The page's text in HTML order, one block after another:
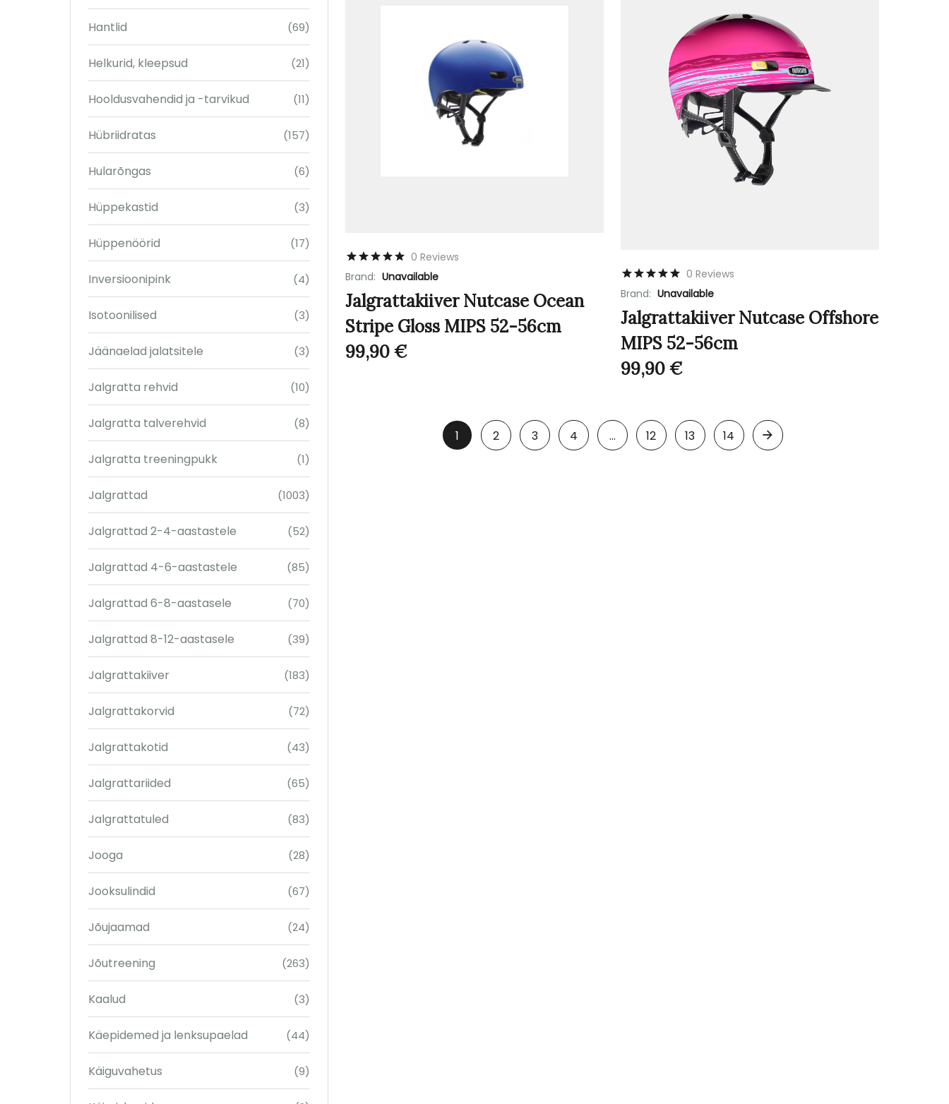
Hantlid (69)
Helkurid, kleepsud (21)
Hooldusvahendid ja -tarvikud (11)
Hübriidratas (157)
Hularõngas (6)
Hüppekastid (3)
Hüppenöörid (17)
Inversioonipink (4)
Isotoonilised (3)
Jäänaelad jalatsitele (3)
Jalgratta rehvid (10)
Jalgratta talverehvid (8)
Jalgratta treeningpukk (1)
Jalgrattad (1003)
Jalgrattad 2-4-aastastele (52)
Jalgrattad 4-6-aastastele (85)
Jalgrattad 6-8-aastasele (70)
Jalgrattad 8-12-aastasele (39)
Jalgrattakiiver (183)
Jalgrattakorvid (72)
Jalgrattakotid (43)
Jalgrattariided (65)
Jalgrattatuled (83)
Jooga (28)
Jooksulindid (67)
Jõujaamad (24)
Jõutreening (263)
Kaalud (3)
Käepidemed ja lenksupaelad (44)
Käiguvahetus (9)
0 Reviews
Brand: Unavailable
Jalgrattakiiver Nutcase Ocean
Stripe Gloss MIPS 52-56cm
99,90€
0 Reviews
Brand: Unavailable
Jalgrattakiiver Nutcase Offshore
MIPS 52-56cm
99,90€
1 2 3 4 … 12 13 14